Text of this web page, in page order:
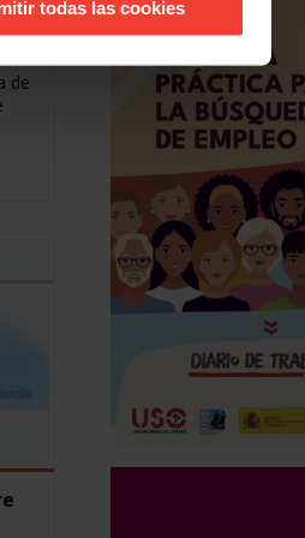
todas las cookies
de